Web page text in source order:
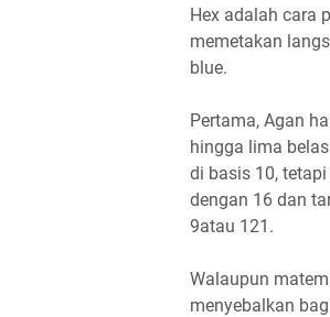
Hex adalah cara
memetakan
blue.
Pertama, Agan
hingga lima
di basis 10,
dengan 16 dan
9atau 121.
Walaupun
menyebalkan